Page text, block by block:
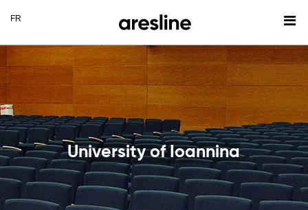
University of Ioannina